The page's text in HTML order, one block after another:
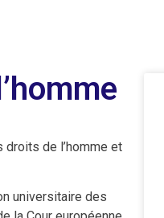
de l’homme et
universitaire des